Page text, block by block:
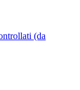
(da